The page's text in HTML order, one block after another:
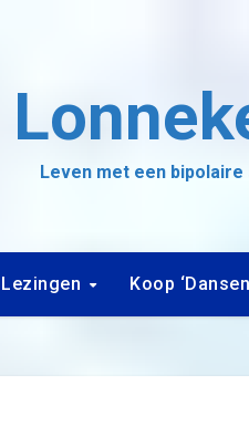
Leven met een
Lezingen Koop